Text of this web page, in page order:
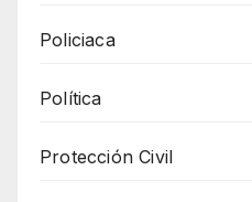
Policiaca
Política
Protección Civil